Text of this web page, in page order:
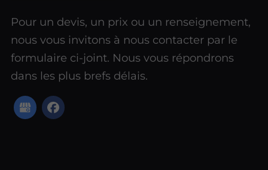
Pour un devis, un prix ou un renseignement,
nous vous invitons à nous contacter par le
formulaire ci-joint. Nous vous répondrons
dans les plus brefs délais.